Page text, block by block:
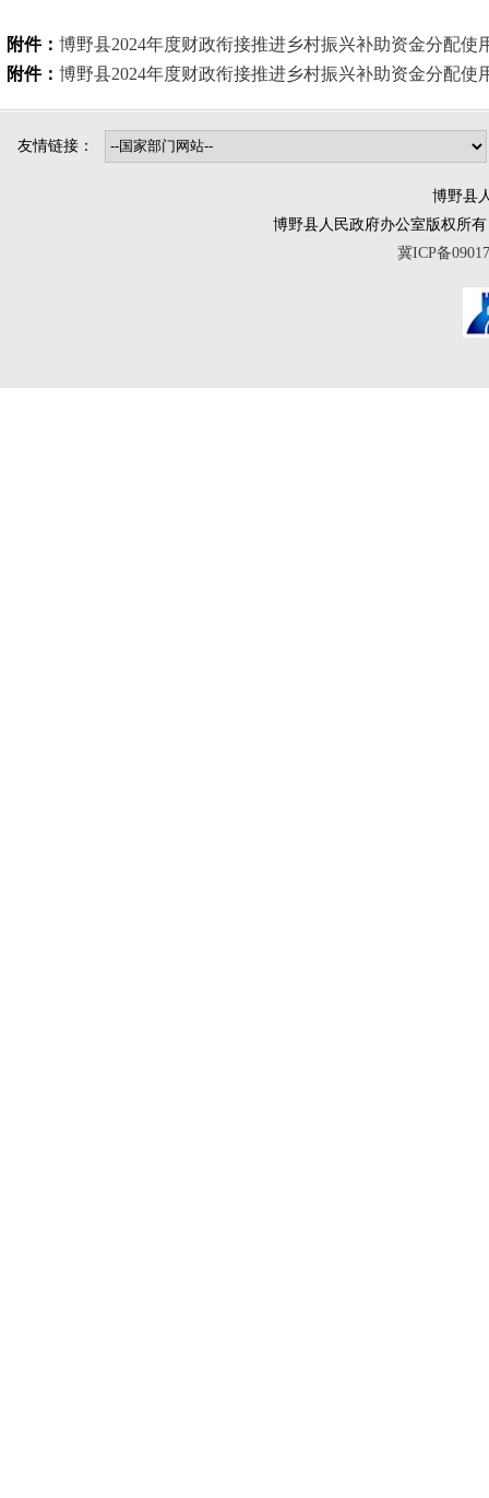
附件： 博野县2024年度财政衔接推进乡村振兴补助资金分配使
附件： 博野县2024年度财政衔接推进乡村振兴补助资金分配使
友情链接：
博野县
博野县人民政府办公室版权所有
冀ICP备